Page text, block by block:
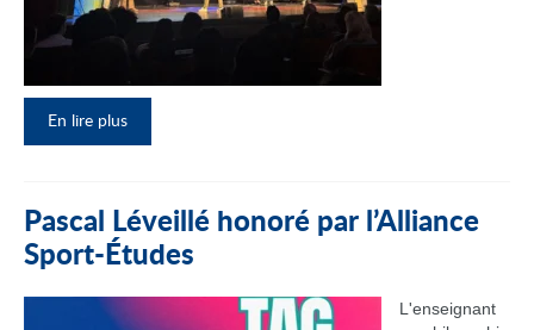
En lire plus
Pascal Léveillé honoré par l’Alliance
Sport-Études
L'enseignant